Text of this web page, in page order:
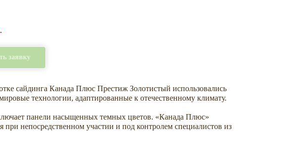
заявку
сайдинга Канада Плюс Престиж Золотистый использовались
технологии, адаптированные к отечественному климату.
панели насыщенных темных цветов. «Канада Плюс»
при непосредственном участии и под контролем специалистов из